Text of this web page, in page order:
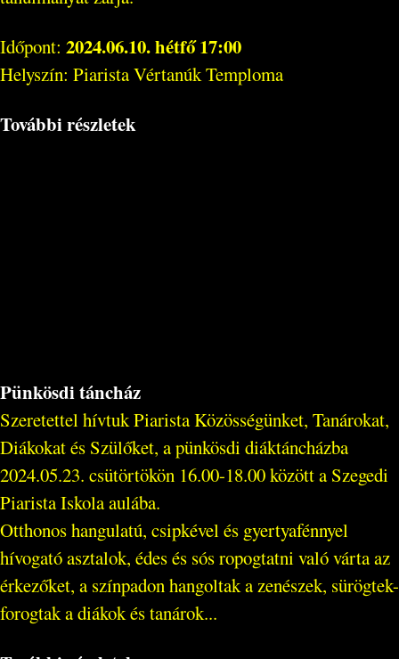
Időpont: 2024.06.10. hétfő 17:00
Helyszín: Piarista Vértanúk Temploma
További részletek
Pünkösdi táncház
Szeretettel hívtuk Piarista Közösségünket, Tanárokat,
Diákokat és Szülőket, a pünkösdi diáktáncházba
2024.05.23. csütörtökön 16.00-18.00 között a Szegedi
Piarista Iskola aulába.
Otthonos hangulatú, csipkével és gyertyafénnyel
hívogató asztalok, édes és sós ropogtatni való várta az
érkezőket, a színpadon hangoltak a zenészek, sürögtek-
forogtak a diákok és tanárok...